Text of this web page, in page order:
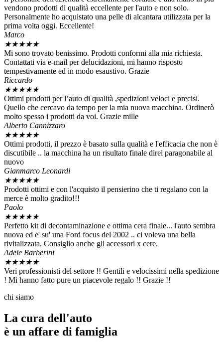
vendono prodotti di qualità eccellente per l'auto e non solo.
Personalmente ho acquistato una pelle di alcantara utilizzata per la
prima volta oggi. Eccellente!
Marco
★★★★★
Mi sono trovato benissimo. Prodotti conformi alla mia richiesta.
Contattati via e-mail per delucidazioni, mi hanno risposto
tempestivamente ed in modo esaustivo. Grazie
Riccardo
★★★★★
Ottimi prodotti per l’auto di qualità ,spedizioni veloci e precisi.
Quello che cercavo da tempo per la mia nuova macchina. Ordinerò
molto spesso i prodotti da voi. Grazie mille
Alberto Cannizzaro
★★★★★
Ottimi prodotti, il prezzo è basato sulla qualità e l'efficacia che non è
discutibile .. la macchina ha un risultato finale direi paragonabile al
nuovo
Gianmarco Leonardi
★★★★★
Prodotti ottimi e con l'acquisto il pensierino che ti regalano con la
merce è molto gradito!!!
Paolo
★★★★★
Perfetto kit di decontaminazione e ottima cera finale... l'auto sembra
nuova ed e' su' una Ford focus del 2002 .. ci voleva una bella
rivitalizzata. Consiglio anche gli accessori x cere.
Adele Barberini
★★★★★
Veri professionisti del settore !! Gentili e velocissimi nella spedizione
! Mi hanno fatto pure un piacevole regalo !! Grazie !!
chi siamo
La cura dell'auto
è un affare di famiglia